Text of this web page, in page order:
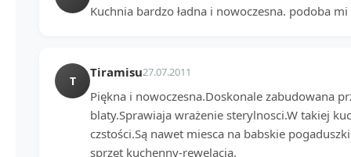
Kuchnia bardzo ładna i nowoczesna. podoba mi
T
Tiramisu27.07.2011
Piękna i nowoczesna.Doskonale zabudowana
blaty.Sprawiaja wrażenie sterylnosci.W takiej
czstości.Są nawet miesca na babskie
sprzęt kuchenny-rewelacja.